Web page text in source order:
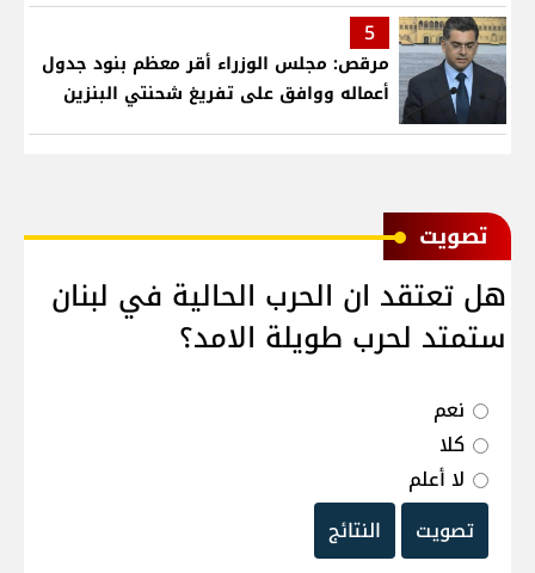
5
مرقص: مجلس الوزراء أقر معظم بنود جدول
أعماله ووافق على تفريغ شحنتي البنزين
ﺗﺼﻮﻳﺖ
هل تعتقد ان الحرب الحالية في لبنان
ستمتد لحرب طويلة الامد؟
نعم
كلا
لا أعلم
تصويت
النتائج